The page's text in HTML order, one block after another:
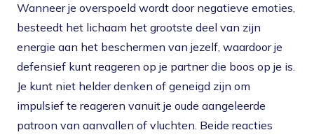
Wanneer je overspoeld wordt door negatieve emoties,
besteedt het lichaam het grootste deel van zijn
energie aan het beschermen van jezelf, waardoor je
defensief kunt reageren op je partner die boos op je is.
Je kunt niet helder denken of geneigd zijn om
impulsief te reageren vanuit je oude aangeleerde
patroon van aanvallen of vluchten. Beide reacties